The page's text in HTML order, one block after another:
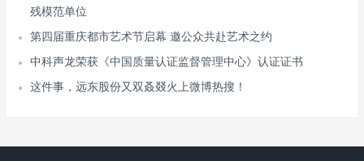
残模范单位
第四届重庆都市艺术节启幕 邀公众共赴艺术之约
中科声龙荣获《中国质量认证监督管理中心》认证证书
这件事，远东股份又双叒叕火上微博热搜！